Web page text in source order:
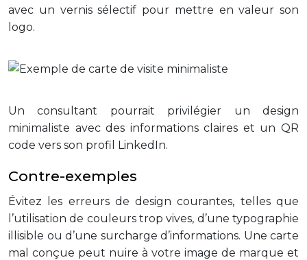
avec un vernis sélectif pour mettre en valeur son
logo.
Un consultant pourrait privilégier un design
minimaliste avec des informations claires et un QR
code vers son profil LinkedIn.
Contre-exemples
Évitez les erreurs de design courantes, telles que
l’utilisation de couleurs trop vives, d’une typographie
illisible ou d’une surcharge d’informations. Une carte
mal conçue peut nuire à votre image de marque et